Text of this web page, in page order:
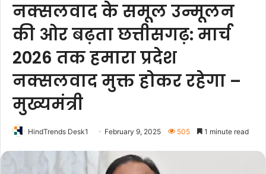
नक्सलवाद के समूल उन्मूलन
की ओर बढ़ता छत्तीसगढ़: मार्च
2026 तक हमारा प्रदेश
नक्सलवाद मुक्त होकर रहेगा –
मुख्यमंत्री
HindTrends Desk1 February 9, 2025 505 1 minute read